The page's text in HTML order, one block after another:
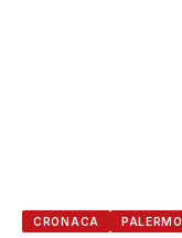
CRONACA PALERMO